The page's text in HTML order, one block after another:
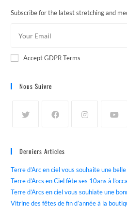
Subscribe for the latest stretching and
Accept GDPR Terms
Nous Suivre
Derniers Articles
Terre d’Arc en ciel vous souhaite une
Terre d’Arcs en Ciel fête ses 10ans à
Terre d’Arcs en ciel vous souhiate une
Vitrine des fêtes de fin d’année à la